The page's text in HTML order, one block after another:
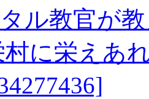
ル教官が
村に栄えあ